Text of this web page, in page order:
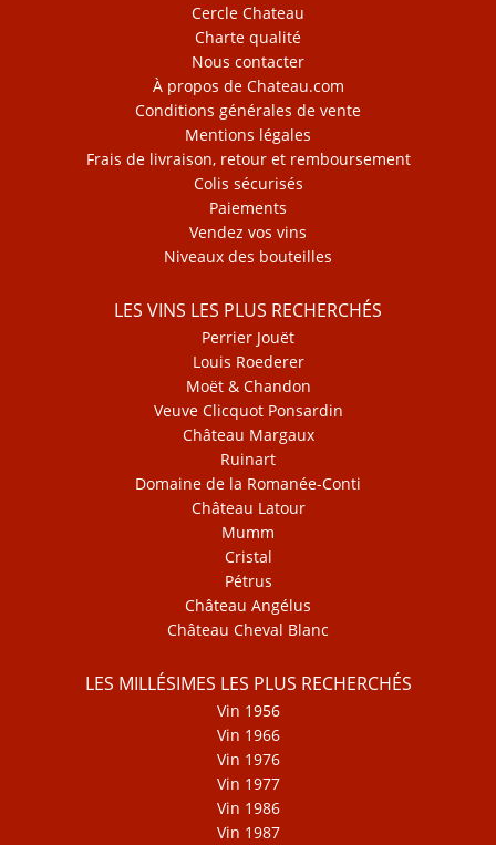
Cercle Chateau
Charte qualité
Nous contacter
À propos de Chateau.com
Conditions générales de vente
Mentions légales
Frais de livraison, retour et remboursement
Colis sécurisés
Paiements
Vendez vos vins
Niveaux des bouteilles
LES VINS LES PLUS RECHERCHÉS
Perrier Jouët
Louis Roederer
Moët & Chandon
Veuve Clicquot Ponsardin
Château Margaux
Ruinart
Domaine de la Romanée-Conti
Château Latour
Mumm
Cristal
Pétrus
Château Angélus
Château Cheval Blanc
LES MILLÉSIMES LES PLUS RECHERCHÉS
Vin 1956
Vin 1966
Vin 1976
Vin 1977
Vin 1986
Vin 1987